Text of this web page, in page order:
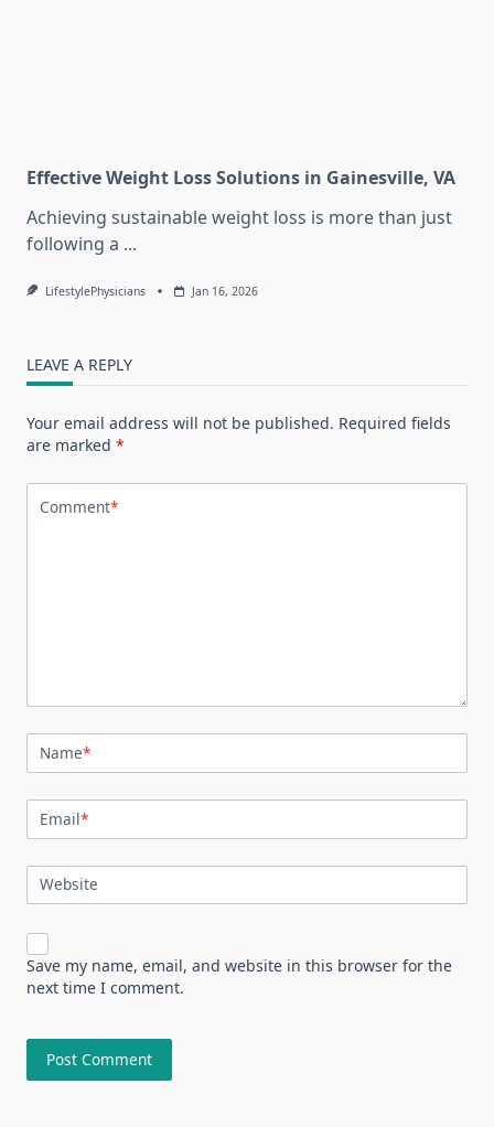
Effective Weight Loss Solutions in Gainesville, VA
Achieving sustainable weight loss is more than just
following a ...
LifestylePhysicians Jan 16, 2026
LEAVE A REPLY
Your email address will not be published. Required fields
are marked *
Comment*
Name*
Email*
Website
Save my name, email, and website in this browser for the
next time I comment.